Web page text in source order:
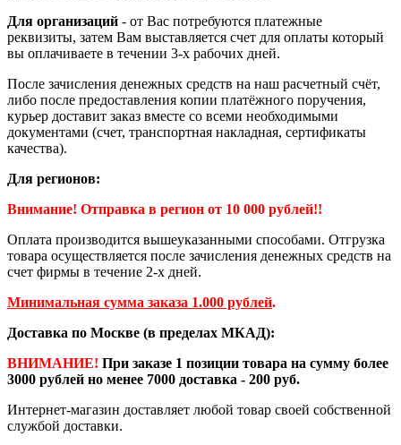
Для организаций - от Вас потребуются платежные
реквизиты, затем Вам выставляется счет для оплаты который
вы оплачиваете в течении 3-х рабочих дней.
После зачисления денежных средств на наш расчетный счёт,
либо после предоставления копии платёжного поручения,
курьер доставит заказ вместе со всеми необходимыми
документами (счет, транспортная накладная, сертификаты
качества).
Для регионов:
Внимание! Отправка в регион от 10 000 рублей!!
Оплата производится вышеуказанными способами. Отгрузка
товара осуществляется после зачисления денежных средств на
счет фирмы в течение 2-х дней.
Минимальная сумма заказа 1.000 рублей.
Доставка по Москве (в пределах МКАД):
ВНИМАНИЕ! При заказе 1 позиции товара на сумму более
3000 рублей но менее 7000 доставка - 200 руб.
Интернет-магазин доставляет любой товар своей собственной
службой доставки.